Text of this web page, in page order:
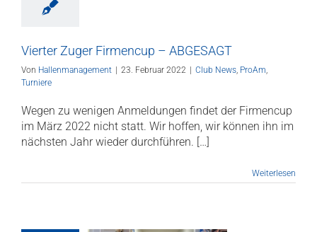
Turniere
Vierter Zuger Firmencup – ABGESAGT
Von Hallenmanagement 23. Februar 2022 Club News, ProAm,
Turniere
Wegen zu wenigen Anmeldungen findet der Firmencup
im März 2022 nicht statt. Wir hoffen, wir können ihn im
nächsten Jahr wieder durchführen. […]
Weiterlesen